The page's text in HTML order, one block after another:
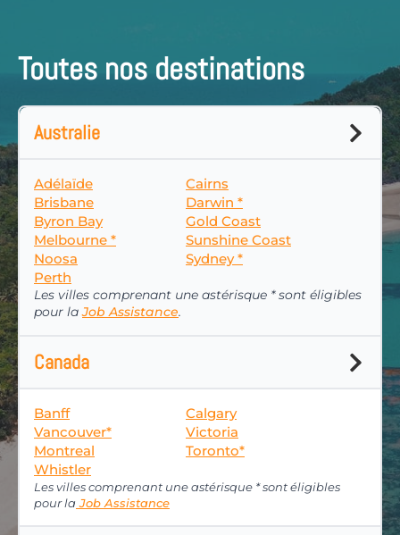
Toutes nos destinations
Australie
Adélaïde
Brisbane
Byron Bay
Cairns
Darwin *
Gold Coast
Melbourne *
Noosa
Perth
Sunshine Coast
Sydney *
Les villes comprenant une astérisque * sont éligibles
pour laJob Assistance.
Canada
Banff
Vancouver*
Calgary
Victoria
Montreal
Whistler
Toronto*
Les villes comprenant une astérisque * sont éligibles
pour la Job Assistance